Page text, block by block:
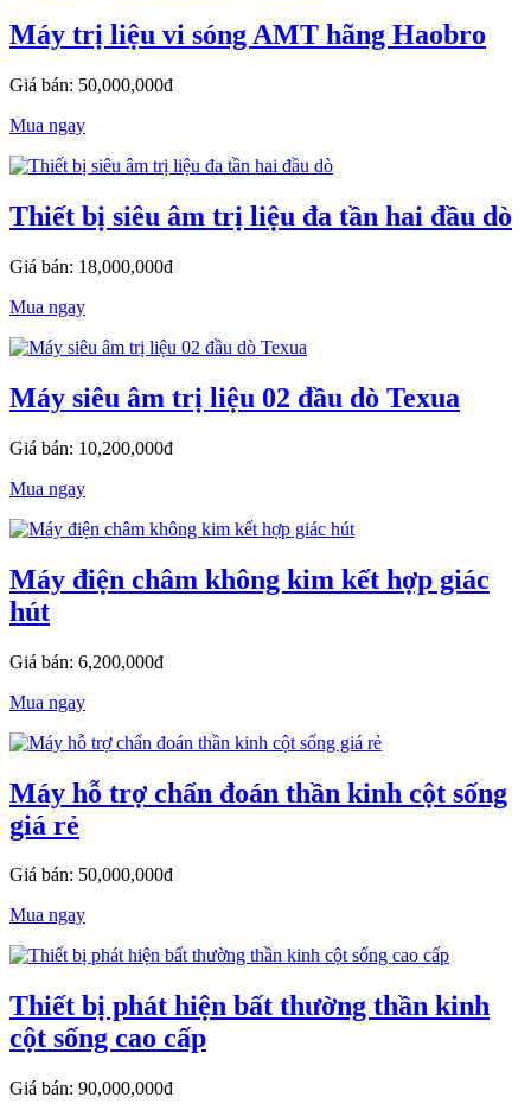
Máy trị liệu vi sóng AMT hãng Haobro
Giá bán: 50,000,000đ
Mua ngay
Thiết bị siêu âm trị liệu đa tần hai đầu dò
Giá bán: 18,000,000đ
Mua ngay
Máy siêu âm trị liệu 02 đầu dò Texua
Giá bán: 10,200,000đ
Mua ngay
Máy điện châm không kim kết hợp giác
hút
Giá bán: 6,200,000đ
Mua ngay
Máy hỗ trợ chẩn đoán thần kinh cột sống
giá rẻ
Giá bán: 50,000,000đ
Mua ngay
Thiết bị phát hiện bất thường thần kinh
cột sống cao cấp
Giá bán: 90,000,000đ